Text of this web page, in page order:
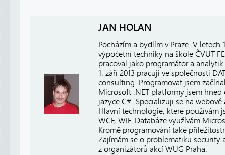
JAN HOLAN
Pocházím a bydlím v Praze. V letech
výpočetní techniky na škole ČVUT
pracoval jako programátor a
1. září 2013 pracuji ve společnosti
consulting. Programovat jsem
Microsoft .NET platformy jsem
jazyce C#. Specializuji se na
Hlavní technologie, které používám
WCF, WIF. Databáze využívám
Kromě programování také
Zajímám se o problematiku security
z organizátorů akcí WUG Praha.